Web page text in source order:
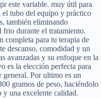
este variable. muy útil para
el tubo del equipo y práctico
también eliminando
frio durante el tratamiento.
completa para tu terapia de
descanso, comodidad y un
avanzadas y su enfoque en la
es la elección perfecta para
general. Por ultimo es un
gramos de peso, haciéndolo
una excelente calidad.